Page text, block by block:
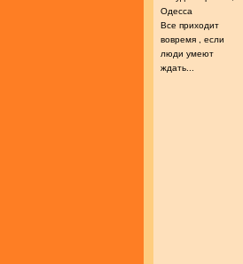
Одесса
Все приходит
вовремя , если
люди умеют
ждать...